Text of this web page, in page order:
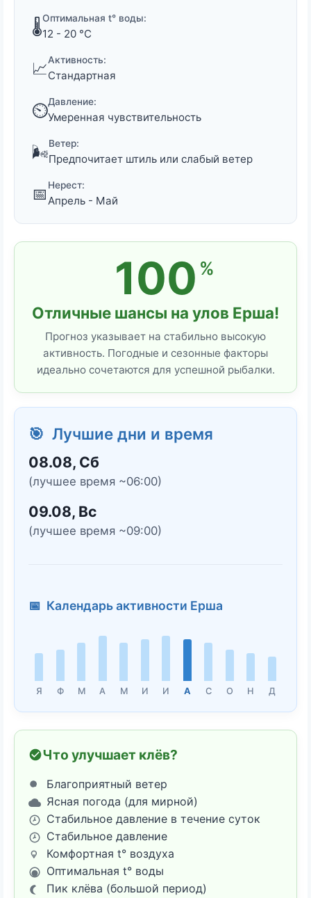
🌡️Оптимальная t° воды:
12 - 20 °C
📈Активность:
Стандартная
⏲️Давление:
Умеренная чувствительность
🌬️Ветер:
Предпочитает штиль или слабый ветер
📅 Нерест:
Апрель - Май
100 %
Отличные шансы на улов Ерша!
Прогноз указывает на стабильно высокую
активность. Погодные и сезонные факторы
идеально сочетаются для успешной рыбалки.
🎯 Лучшие дни и время
08.08, Сб
(лучшее время ~06:00)
09.08, Вс
(лучшее время ~09:00)
📅 Календарь активности Ерша
Я Ф М А М И И А С О Н Д
Что улучшает клёв?
Благоприятный ветер
Ясная погода (для мирной)
Стабильное давление в течение суток
Стабильное давление
Комфортная t° воздуха
Оптимальная t° воды
Пик клёва (большой период)